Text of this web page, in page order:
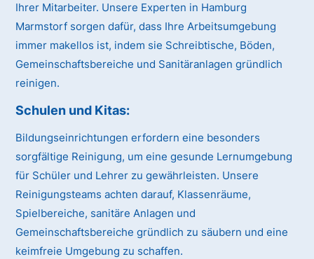
Ihrer Mitarbeiter. Unsere Experten in Hamburg
Marmstorf sorgen dafür, dass Ihre Arbeitsumgebung
immer makellos ist, indem sie Schreibtische, Böden,
Gemeinschaftsbereiche und Sanitäranlagen gründlich
reinigen.
Schulen und Kitas:
Bildungseinrichtungen erfordern eine besonders
sorgfältige Reinigung, um eine gesunde Lernumgebung
für Schüler und Lehrer zu gewährleisten. Unsere
Reinigungsteams achten darauf, Klassenräume,
Spielbereiche, sanitäre Anlagen und
Gemeinschaftsbereiche gründlich zu säubern und eine
keimfreie Umgebung zu schaffen.